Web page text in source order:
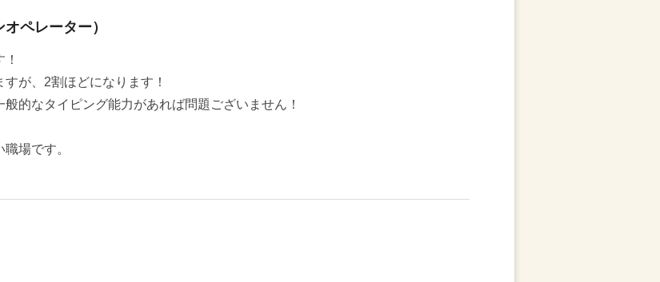
ペレーター）
が、2割ほどになります！
的なタイピング能力があれば問題ございません！
場です。